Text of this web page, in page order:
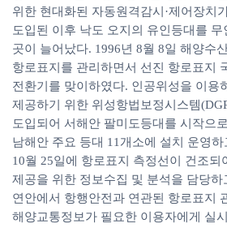
위한 현대화된 자동원격감시·제어장치
도입된 이후 낙도 오지의 유인등대를
곳이 늘어났다. 1996년 8월 8일 해양수
항로표지를 관리하면서 선진 항로표지
전환기를 맞이하였다. 인공위성을 이용
제공하기 위한 위성항법보정시스템
도입되어 서해안 팔미도등대를 시작으
남해안 주요 등대 11개소에 설치 운영하
10월 25일에 항로표지 측정선이 건조되
제공을 위한 정보수집 및 분석을 담당하
연안에서 항행안전과 연관된 항로표지
해양교통정보가 필요한 이용자에게 실